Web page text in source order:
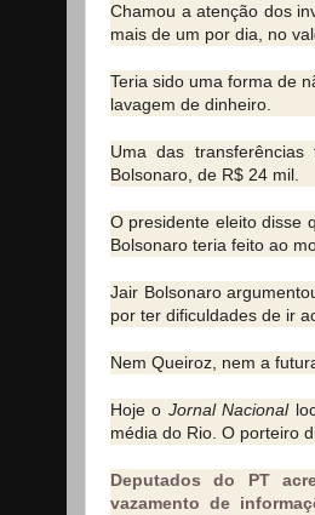
Chamou a atenção dos
mais de um por dia, no
Teria sido uma forma de
lavagem de dinheiro.
Uma das
Bolsonaro, de R$ 24 mil.
O presidente eleito disse
Bolsonaro teria feito ao
Jair Bolsonaro
por ter dificuldades de ir
Nem Queiroz, nem a
Hoje o Jornal Nacional
média do Rio. O porteiro
Deputados do PT
vazamento de